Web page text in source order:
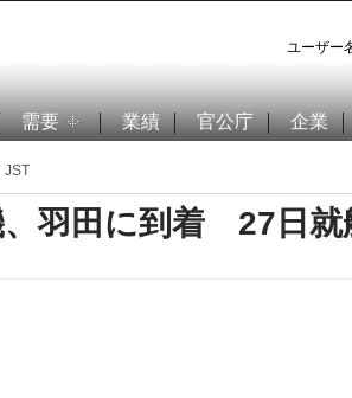
ユーザー
需要 業績 官公庁 企業
JST
羽田に到着 27日就